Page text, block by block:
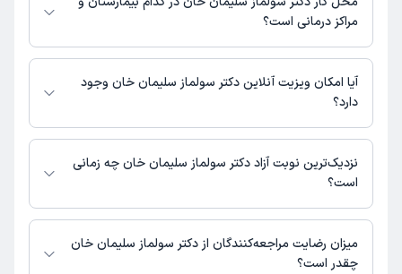
مراکز درمانی است؟
اطلاعاتی درباره محل فعالیت دکتر سولماز سلیمان خان در مراکز درمانی در
دسترس نیست.
آیا امکان ویزیت آنلاین دکتر سولماز سلیمان خان وجود
دارد؟
در حال حاضر دکتر سولماز سلیمان خان مشاوره پزشکی تلفنی فعال دارند.
نزدیک‌ترین نوبت آزاد دکتر سولماز سلیمان خان چه زمانی
است؟
دکتر سولماز سلیمان خان از روز سه‌شنبه 20 مرداد 1405 بیمار جدید می‌پذیرند.
میزان رضایت مراجعه‌کنندگان از دکتر سولماز سلیمان خان
چقدر است؟